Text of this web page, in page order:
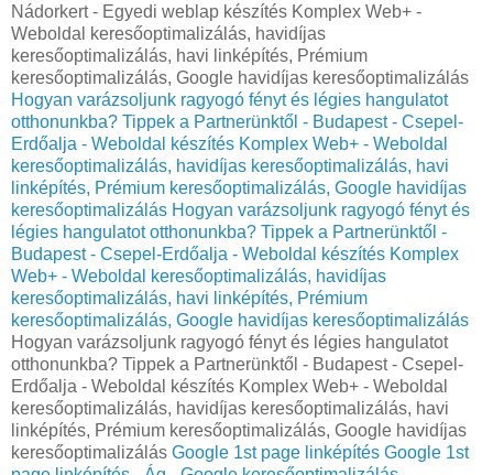
Nádorkert - Egyedi weblap készítés Komplex Web+ -
Weboldal keresőoptimalizálás, havidíjas
keresőoptimalizálás, havi linképítés, Prémium
keresőoptimalizálás, Google havidíjas keresőoptimalizálás
Hogyan varázsoljunk ragyogó fényt és légies hangulatot
otthonunkba? Tippek a Partnerünktől - Budapest - Csepel-
Erdőalja - Weboldal készítés Komplex Web+ - Weboldal
keresőoptimalizálás, havidíjas keresőoptimalizálás, havi
linképítés, Prémium keresőoptimalizálás, Google havidíjas
keresőoptimalizálás Hogyan varázsoljunk ragyogó fényt és
légies hangulatot otthonunkba? Tippek a Partnerünktől -
Budapest - Csepel-Erdőalja - Weboldal készítés Komplex
Web+ - Weboldal keresőoptimalizálás, havidíjas
keresőoptimalizálás, havi linképítés, Prémium
keresőoptimalizálás, Google havidíjas keresőoptimalizálás
Hogyan varázsoljunk ragyogó fényt és légies hangulatot
otthonunkba? Tippek a Partnerünktől - Budapest - Csepel-
Erdőalja - Weboldal készítés Komplex Web+ - Weboldal
keresőoptimalizálás, havidíjas keresőoptimalizálás, havi
linképítés, Prémium keresőoptimalizálás, Google havidíjas
keresőoptimalizálás Google 1st page linképítés Google 1st